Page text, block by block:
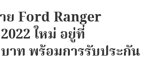
ย Ford Ranger
ใหม่ อยู่ที่
าท พร้อมการรับประกัน